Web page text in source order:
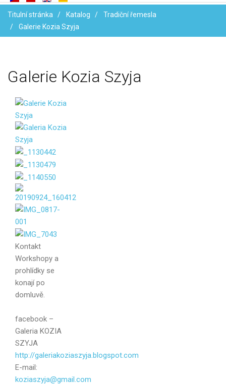
Titulní stránka Katalog
Tradiční řemesla
Galerie Kozia Szyja
Galerie Kozia Szyja
Kontakt
Workshopy a
prohlídky se
konají po
domluvě.
facebook –
Galeria KOZIA
SZYJA
http://galeriakoziaszyja.blogspot.com
E-mail:
koziaszyja@gmail.com
Vaše jméno
Váš e-mail
Zpráva